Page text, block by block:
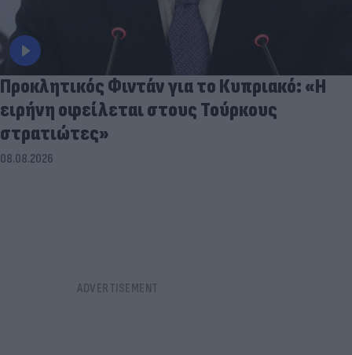
Προκλητικός Φιντάν για το Κυπριακό: «Η
ειρήνη οφείλεται στους Τούρκους
στρατιώτες»
08.08.2026